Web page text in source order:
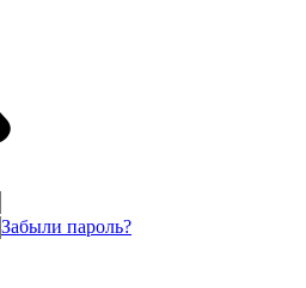
Забыли пароль?